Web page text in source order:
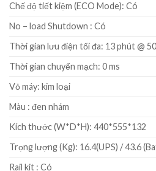
Chế độ tiết kiệm (ECO Mode): Có
No – load Shutdown : Có
Thời gian lưu điện tối đa: 13 phút @
Thời gian chuyển mạch: 0 ms
Vỏ máy: kim loại
Màu : đen nhám
Kích thước (W*D*H): 440*555*132
Trọng lượng (Kg): 16.4(UPS) / 43.6
Rail kit : Có